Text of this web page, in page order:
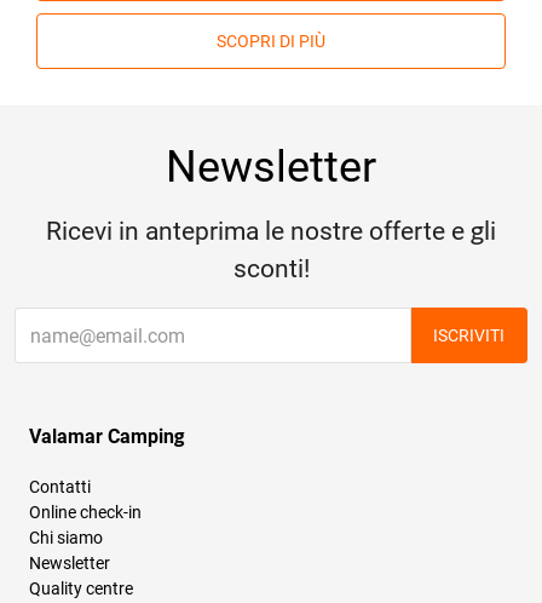
SCOPRI DI PIÙ
Newsletter
Ricevi in anteprima le nostre offerte e gli
sconti!
ISCRIVITI
Valamar Camping
Contatti
Online check-in
Chi siamo
Newsletter
Quality centre